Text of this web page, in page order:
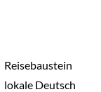
Reisebaustein
lokale Deutsch